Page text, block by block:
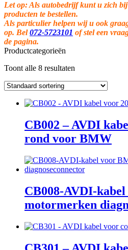
Let op: Als autobedrijf kunt u zich
producten te bestellen.
Als particulier helpen wij u ook
op. Bel072-5723101 of stel een
de pagina.
Productcategorieën
Toont alle 8 resultaten
CB002 – AVDI
rond voor BMW
CB008-AVDI-
motormerken